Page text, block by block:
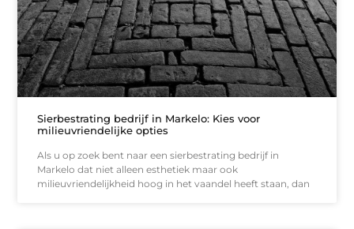
Sierbestrating bedrijf in Markelo: Kies voor
milieuvriendelijke opties
Als u op zoek bent naar een sierbestrating bedrijf in
Markelo dat niet alleen esthetiek maar ook
milieuvriendelijkheid hoog in het vaandel heeft staan, dan